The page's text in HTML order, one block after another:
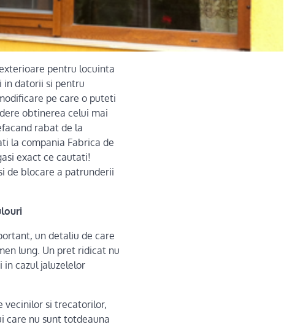
pentru locuinta
in datorii si pentru
pe care o puteti
obtinerea celui mai
rabat de la
la compania Fabrica de
exact ce cautati!
de blocare a patrunderii
un detaliu de care
lung. Un pret ridicat nu
cazul jaluzelelor
vecinilor si trecatorilor,
care nu sunt totdeauna